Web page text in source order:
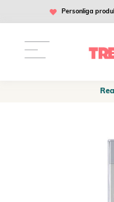
Personliga